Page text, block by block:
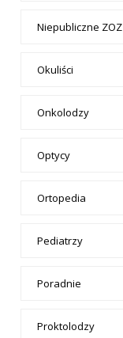
Niepubliczne ZOZ
Okuliści
Onkolodzy
Optycy
Ortopedia
Pediatrzy
Poradnie
Proktolodzy